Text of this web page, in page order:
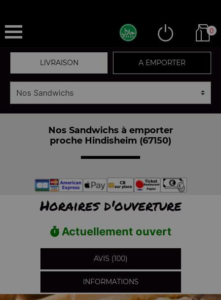
0
LIVRAISON A EMPORTER
Nos Sandwichs à emporter
proche Hindisheim (67150)
Horaires d'ouverture
Actuellement ouvert
AVIS (100)
INFORMATIONS